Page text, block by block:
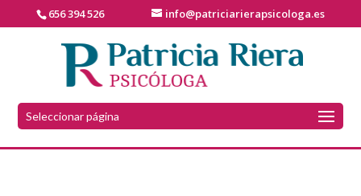
656 394 526 info@patriciarierapsicologa.es
Seleccionar página